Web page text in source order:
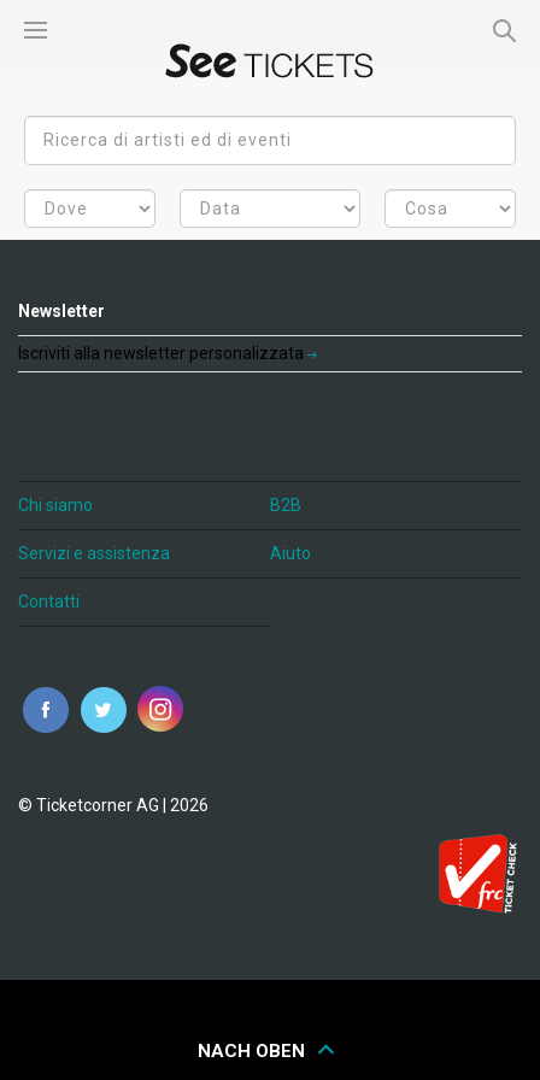
Newsletter
Iscriviti alla newsletter personalizzata
Chi siamo B2B
Servizi e assistenza Aiuto
Contatti
© Ticketcorner AG | 2026
NACH OBEN